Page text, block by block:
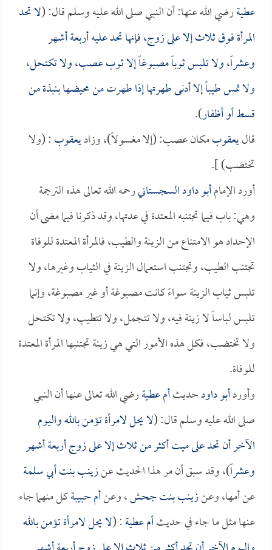
عطيةرضي الله عنها: أن النبي صلى الله عليه وسلم قال: (لا تحد
المرأة فوق ثلاث إلا على زوج، فإنها تحد عليه أربعة أشهر
وعشراً، ولا تلبس ثوباً مصبوغاً إلا ثوب عصب، ولا تكتحل،
ولا تمس طيباً إلا أدنى طهرتها إذا طهرت من محيضها بنبذة من
قسط أو أظفار).
قاليعقوبمكان عصب: (إلا مغسولاً)، وزاديعقوب: (ولا
تختضب) ].
أورد الإمامأبو داود السجستانيرحمه الله تعالى هذه الترجمة
وهي: باب فيما تجتنبه المعتدة في عدتها، وقد ذكرنا فيما مضى أن
الإحداد هو الامتناع من الزينة والطيب، فالمرأة المعتدة للوفاة
تجتنب الطيب، وتجتنب استعمال الزينة في الثياب وغيرها، ولا
تلبس ثياب الزينة سواءً كانت مصبوغة أو غير مصبوغة، وإنما
تلبس لباساً لا زينة فيه، ولا تتجمل، ولا تتطيب، ولا تكتحل
ولا تختضب، فكل هذه الأمور التي هي زينة تجتنبها المرأة المعتدة
للوفاة.
وأوردأبو داودحديثأم عطيةرضي الله تعالى عنها أن النبي
صلى الله عليه وسلم قال: (لا يحل لامرأة تؤمن بالله واليوم
الآخر أن تحد على ميت أكثر من ثلاث إلا على زوج أربعة أشهر
وعشراً)، وقد سبق أن مر هذا الحديث عنزينب بنت أبي سلمة
عن أمها، وعنزينب بنت جحش، وعنأم حبيبةكل منهما جاء
عنها مثل ما جاء في حديثأم عطية: (لا يحل لامرأة تؤمن بالله